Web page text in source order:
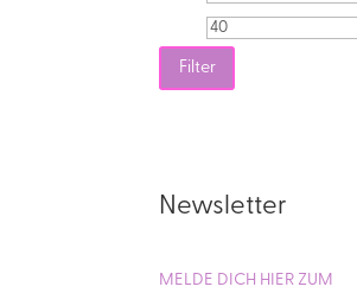
Preis
Filter
Newsletter
MELDE DICH HIER ZUM